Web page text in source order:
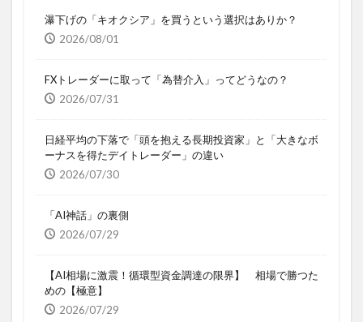
瀑下げの「キオクシア」を買うという選択はありか？
2026/08/01
FXトレーダーに取って「為替介入」ってどうなの？
2026/07/31
日経平均の下落で「頭を抱える長期投資家」と「大きなボ
ーナスを得たデイトレーダー」の違い
2026/07/30
「AI神話」の裏側
2026/07/29
【AI相場に激震！循環型資金調達の限界】 相場で勝つた
めの【極意】
2026/07/29